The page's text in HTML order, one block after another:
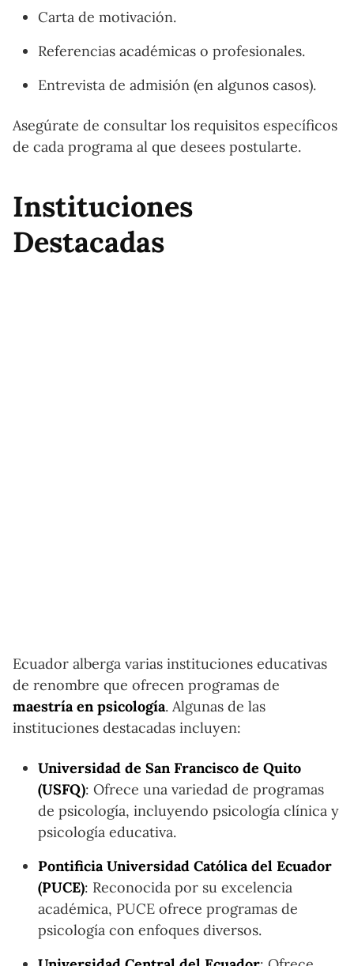
Carta de motivación.
Referencias académicas o profesionales.
Entrevista de admisión (en algunos casos).
Asegúrate de consultar los requisitos específicos
de cada programa al que desees postularte.
Instituciones
Destacadas
Ecuador alberga varias instituciones educativas
de renombre que ofrecen programas de
maestría en psicología. Algunas de las
instituciones destacadas incluyen:
Universidad de San Francisco de Quito
(USFQ): Ofrece una variedad de programas
de psicología, incluyendo psicología clínica y
psicología educativa.
Pontificia Universidad Católica del Ecuador
(PUCE): Reconocida por su excelencia
académica, PUCE ofrece programas de
psicología con enfoques diversos.